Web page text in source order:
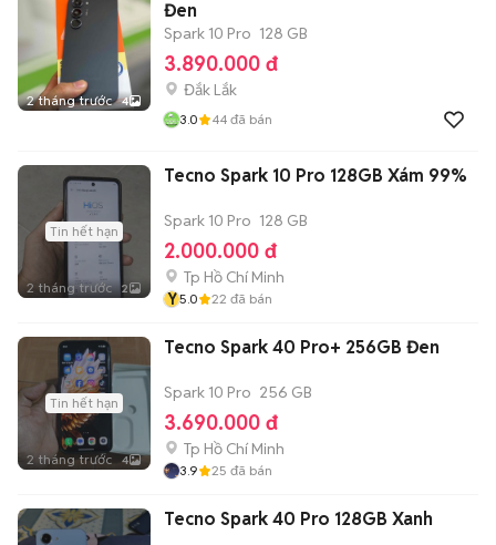
2 tháng trước 4
Đen
Spark 10 Pro 128 GB
3.890.000 đ
Đắk Lắk
3.0 44 đã bán
Tin hết hạn
2 tháng trước 2
Tecno Spark 10 Pro 128GB Xám 99%
Spark 10 Pro 128 GB
2.000.000 đ
Tp Hồ Chí Minh
Y5.0 22 đã bán
Tin hết hạn
2 tháng trước 4
Tecno Spark 40 Pro+ 256GB Đen
Spark 10 Pro 256 GB
3.690.000 đ
Tp Hồ Chí Minh
3.9 25 đã bán
Tecno Spark 40 Pro 128GB Xanh